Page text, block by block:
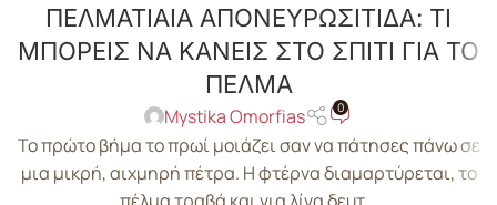
ΠΕΛΜΑΤΙΑΙΑ ΑΠΟΝΕΥΡΩΣΙΤΙΔΑ: ΤΙ
ΜΠΟΡΕΙΣ ΝΑ ΚΑΝΕΙΣ ΣΤΟ ΣΠΙΤΙ ΓΙΑ ΤΟ
ΠΕΛΜΑ
Mystika Omorfias 0
Το πρώτο βήμα το πρωί μοιάζει σαν να πάτησες πάνω σε
μια μικρή, αιχμηρή πέτρα. Η φτέρνα διαμαρτύρεται, το